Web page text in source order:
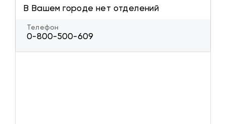
В Вашем городе нет отделений
Телефон
0-800-500-609